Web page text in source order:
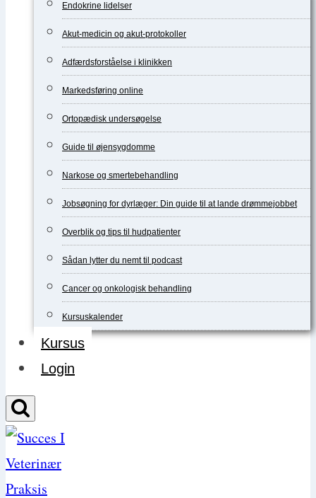
Endokrine lidelser
Akut-medicin og akut-protokoller
Adfærdsforståelse i klinikken
Markedsføring online
Ortopædisk undersøgelse
Guide til øjensygdomme
Narkose og smertebehandling
Jobsøgning for dyrlæger: Din guide til at lande drømmejobbet
Overblik og tips til hudpatienter
Sådan lytter du nemt til podcast
Cancer og onkologisk behandling
Kursuskalender
Kursus
Login